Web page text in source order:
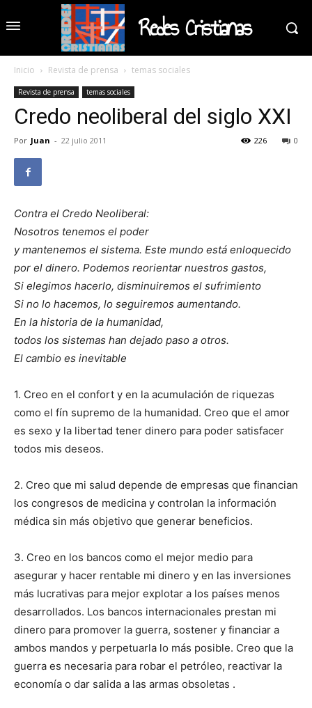
Redes Cristianas
Inicio Revista de prensa temas sociales
Revista de prensa temas sociales
Credo neoliberal del siglo XXI
Por Juan - 22 julio 2011 0
226
Contra el Credo Neoliberal:
Nosotros tenemos el poder
y mantenemos el sistema. Este mundo está enloquecido
por el dinero. Podemos reorientar nuestros gastos,
Si elegimos hacerlo, disminuiremos el sufrimiento
Si no lo hacemos, lo seguiremos aumentando.
En la historia de la humanidad,
todos los sistemas han dejado paso a otros.
El cambio es inevitable
1. Creo en el confort y en la acumulación de riquezas
como el fín supremo de la humanidad. Creo que el amor
es sexo y la libertad tener dinero para poder satisfacer
todos mis deseos.
2. Creo que mi salud depende de empresas que financian
los congresos de medicina y controlan la información
médica sin más objetivo que generar beneficios.
3. Creo en los bancos como el mejor medio para
asegurar y hacer rentable mi dinero y en las inversiones
más lucrativas para mejor explotar a los países menos
desarrollados. Los bancos internacionales prestan mi
dinero para promover la guerra, sostener y financiar a
ambos mandos y perpetuarla lo más posible. Creo que la
guerra es necesaria para robar el petróleo, reactivar la
economía o dar salida a las armas obsoletas .